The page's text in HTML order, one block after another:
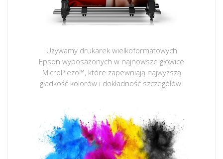
Używamy drukarek wielkoformatowych
Epson wyposażonych w najnowsze głowice
MicroPiezo™, które zapewniają najwyższą
gładkość kolorów i dokładność szczegółów.